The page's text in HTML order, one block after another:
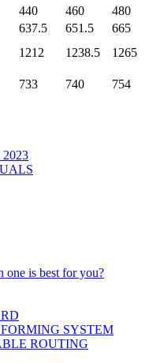
440 460
480
637.5 651.5
665
1212 1238.5
1265
733 740 754
2023
is best for you?
SYSTEM
ROUTING